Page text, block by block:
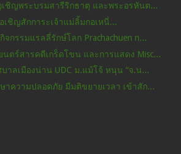
ชิญพระบรมสารีริกธาตุ และพระอรหันต...
เชิญสักการะเจ้าแม่ลิ้มกอเหนี่...
กรรมแรลลี่รักษ์โลก Prachachuen n...
นตร์สารคดีเกร็ดโขน และการแสดง Misc...
าลเมืองน่าน UDC ม.แม้โจ้ หนุน “จ.น...
าความปลอดภัย มีมติขยายเวลา เข้าสัก...